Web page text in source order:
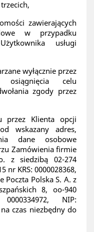
zawierających
w przypadku
usługi
wyłącznie przez
celu
zgody przez
przez Klienta opcji
wskazany adres,
dane osobowe
Zamówienia firmie
z siedzibą 02-274
nr KRS: 0000028368,
Poczta Polska S. A. z
8, oo-940
NIP:
czas niezbędny do